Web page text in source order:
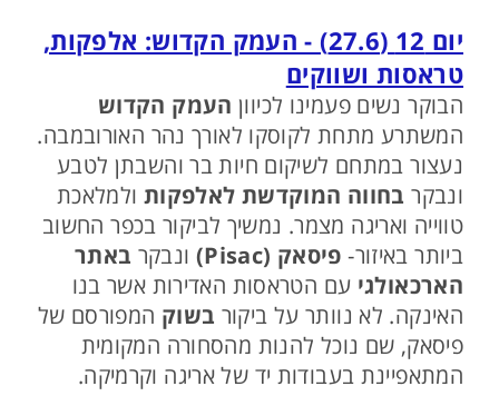
יום 12 (27.6) - העמק הקדוש: אלפקות,
טראסות ושווקים
הבוקר נשים פעמינו לכיוון העמק הקדוש
המשתרע מתחת לקוסקו לאורך נהר האורובמבה.
נעצור במתחם לשיקום חיות בר והשבתן לטבע
ונבקר בחווה המוקדשת לאלפקות ולמלאכת
טווייה ואריגה מצמר. נמשיך לביקור בכפר החשוב
ביותר באיזור- פיסאק (Pisac) ונבקר באתר
הארכאולגי עם הטראסות האדירות אשר בנו
האינקה. לא נוותר על ביקור בשוק המפורסם של
פיסאק, שם נוכל להנות מהסחורה המקומית
המתאפיינת בעבודות יד של אריגה וקרמיקה.